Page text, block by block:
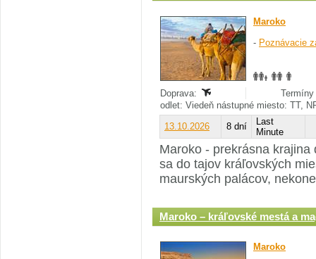
Maroko
- Poznávacie
Doprava:
odlet: Viedeň nástupné miesto: TT,
13.10.2026
8 dní
Last
Minute
Maroko - prekrásna
sa do tajov kráľovských
maurských palácov,
Maroko – kráľovské mestá a
Maroko